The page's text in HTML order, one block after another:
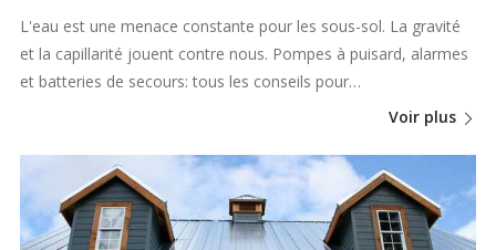
L'eau est une menace constante pour les sous-sol. La gravité
et la capillarité jouent contre nous. Pompes à puisard, alarmes
et batteries de secours: tous les conseils pour…
Voir plus